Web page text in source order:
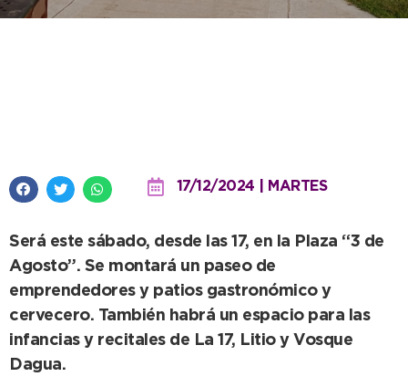
17/12/2024 | MARTES
Será este sábado, desde las 17, en la Plaza “3 de
Agosto”. Se montará un paseo de
emprendedores y patios gastronómico y
cervecero. También habrá un espacio para las
infancias y recitales de La 17, Litio y Vosque
Dagua.